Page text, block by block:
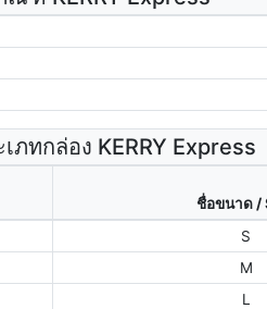
ภทกล่อง KERRY Express
ชื่อขนาด /
S
M
L